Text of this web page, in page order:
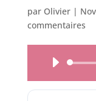
par Olivier|
commentaires